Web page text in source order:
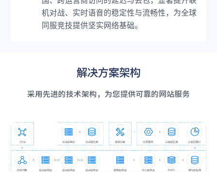
机对战、实时语音的稳定性与流畅性，为全球
同服竞技提供坚实网络基础。
解决方案架构
采用先进的技术架构，为您提供可靠的网站服务